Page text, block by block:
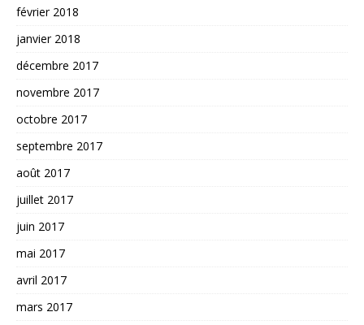
février 2018
janvier 2018
décembre 2017
novembre 2017
octobre 2017
septembre 2017
août 2017
juillet 2017
juin 2017
mai 2017
avril 2017
mars 2017